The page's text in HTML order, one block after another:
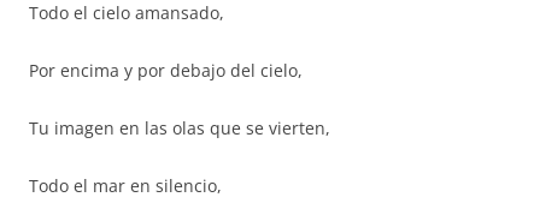
Todo el cielo amansado,
Por encima y por debajo del cielo,
Tu imagen en las olas que se vierten,
Todo el mar en silencio,